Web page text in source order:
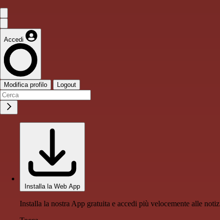
Accedi
Modifica profilo Logout
Installa la Web App
Installa la nostra App gratuita e accedi più velocemente alle